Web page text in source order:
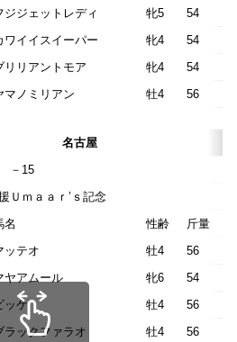
ジジェットレディ 牝5 54
ワイイスイーパー 牝4 54
リリアントモア 牝4 54
マノミリアン 牡4 56
名古屋
－
Ｕｍａａｒ’ｓ記念
名 性齢 斤量
ッテオ 牡4 56
ヤアムール 牝6 54
ッケ 牡4 56
ラックファラオ 牡4 56